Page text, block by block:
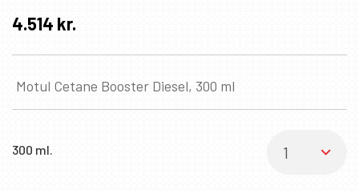
4.514 kr.
Motul Cetane Booster Diesel, 300 ml
300 ml.